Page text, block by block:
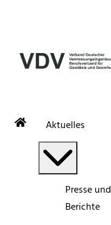
Aktuelles
Presse und
Berichte